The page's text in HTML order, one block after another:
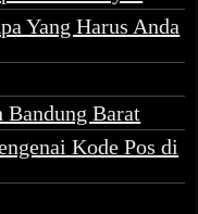
Yang Harus Anda
Bandung Barat
Kode Pos di